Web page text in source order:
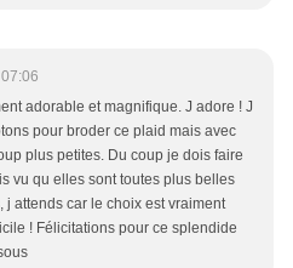
adorable et magnifique. J adore ! J
pour broder ce plaid mais avec
plus petites. Du coup je dois faire
vu qu elles sont toutes plus belles
j attends car le choix est vraiment
! Félicitations pour ce splendide